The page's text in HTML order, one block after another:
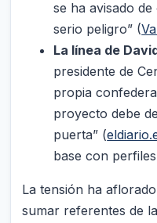
se ha avisado
serio peligro” (
La línea de
presidente de
propia
proyecto debe
puerta” (
base con
La tensión ha
sumar referentes de